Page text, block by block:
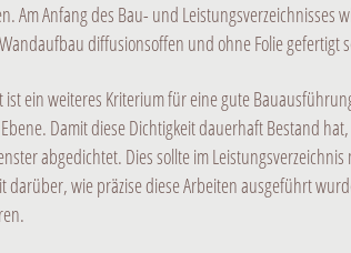
Am Anfang des Bau- und
diffusionsoffen und ohne Folie gefertigt
ist ein weiteres Kriterium für eine gute
Damit diese Dichtigkeit dauerhaft Bestand
abgedichtet. Dies sollte im
darüber, wie präzise diese Arbeiten ausgeführt